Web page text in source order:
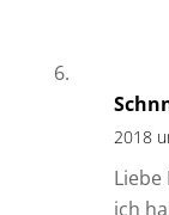
2018
Liebe
ich